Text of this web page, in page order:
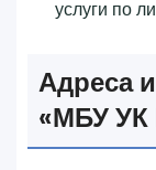
услуги по
Адреса
«‎МБУ УК